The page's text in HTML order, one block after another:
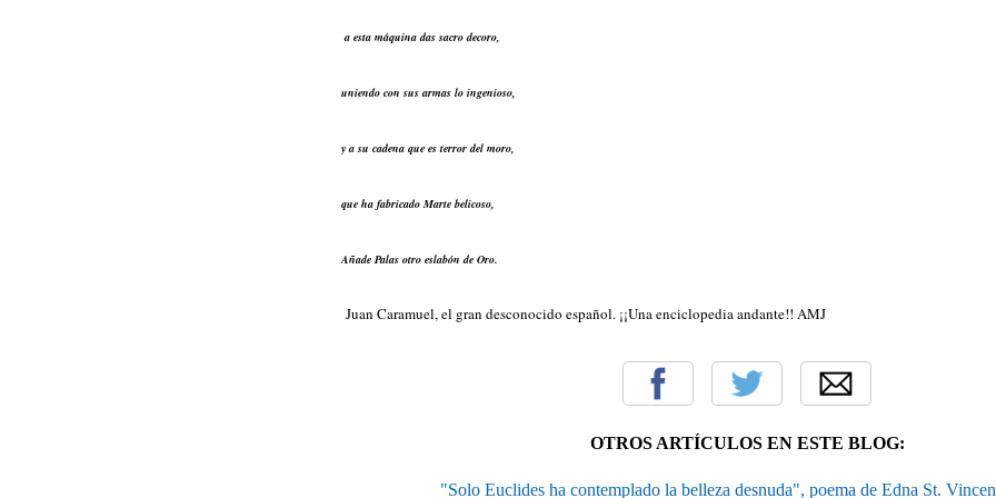
a esta máquina das sacro decoro,
uniendo con sus armas lo ingenioso,
y a su cadena que es terror del moro,
que ha fabricado Marte belicoso,
Añade Palas otro eslabón de Oro.
Juan Caramuel, el gran desconocido español. ¡¡Una enciclopedia andante!! AMJ
OTROS ARTÍCULOS EN ESTE BLOG:
"Solo Euclides ha contemplado la belleza desnuda", poema de Edna St.